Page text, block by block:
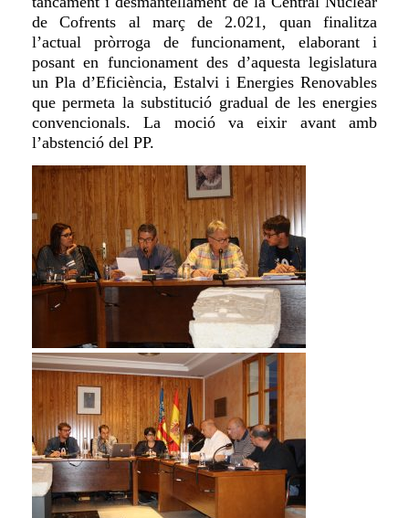
de Cofrents al març de 2.021, quan finalitza
l’actual pròrroga de funcionament, elaborant i
posant en funcionament des d’aquesta legislatura
un Pla d’Eficiència, Estalvi i Energies Renovables
que permeta la substitució gradual de les energies
convencionals.La moció va eixir avant amb
l’abstenció del PP.